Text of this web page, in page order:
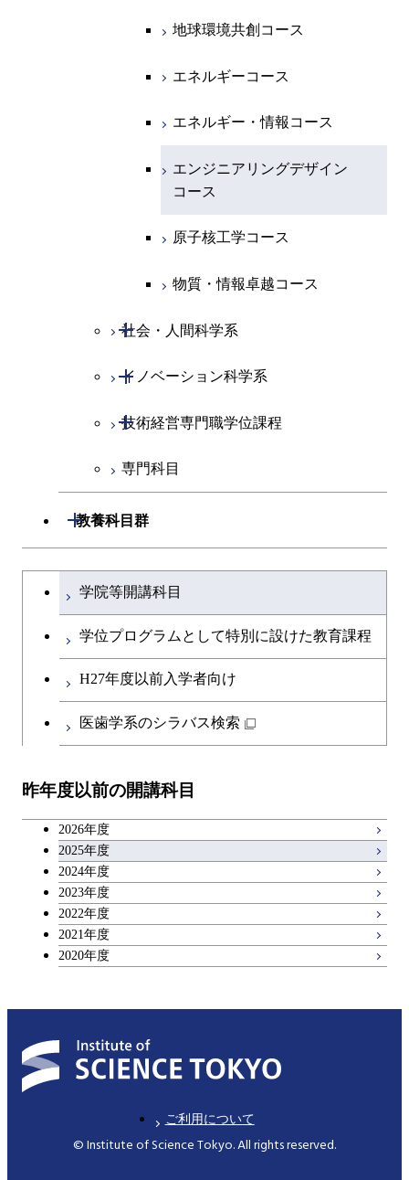
人間医療科学技術コース
人間医療科学技術コース
人間医療科学技術コース
物質・情報卓越コース
原子核工学コース
地球生命コース
人間医療科学技術コース
物質・情報卓越コース
エネルギー・情報コース
人間医療科学技術コース
物質・情報卓越コース
人間医療科学技術コース
物質・情報卓越コース
エンジニアリングデザイン
地球環境共創コース
エネルギーコース
エネルギー・情報コース
エンジニアリングデザイン
コース
原子核工学コース
物質・情報卓越コース
社会・人間科学系
開閉
社会・人間科学コース
イノベーション科学系
開閉
イノベーション科学コース
人間医療科学技術コース
技術経営専門職学位課程
開閉
技術経営専門職学位課程
専門科目
教養科目群
開閉
文系教養科目
英語科目
第二外国語科目
キャリア科目
大学院課程を切り替える
学院等開講科目
学位プログラムとして特別に設けた教育課程
H27年度以前入学者向け
医歯学系のシラバス検索
昨年度以前の開講科目
2026年度
2025年度
2024年度
2023年度
2022年度
2021年度
2020年度
ご利用について
© Institute of Science Tokyo. All rights reserved.